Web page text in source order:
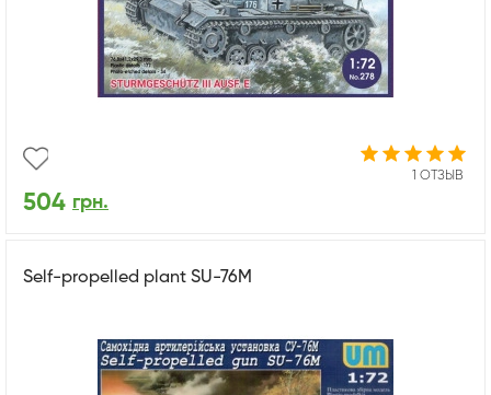
1 ОТЗЫВ
504 грн.
Self-propelled plant SU-76M